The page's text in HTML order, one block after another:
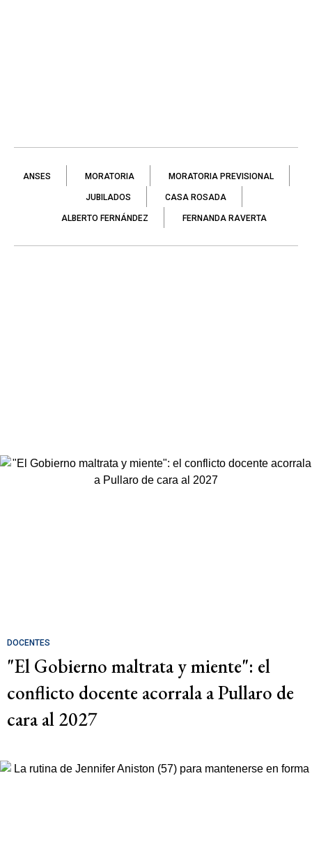
ANSES MORATORIA MORATORIA PREVISIONAL
JUBILADOS CASA ROSADA
ALBERTO FERNÁNDEZ FERNANDA RAVERTA
DOCENTES
"El Gobierno maltrata y miente": el
conflicto docente acorrala a Pullaro de
cara al 2027